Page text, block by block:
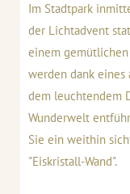
Im Stadtpark
der Lichtadvent
einem
werden dank eines
dem leuchtendem
Wunderwelt
Sie ein weithin
"Eiskristall-Wand".